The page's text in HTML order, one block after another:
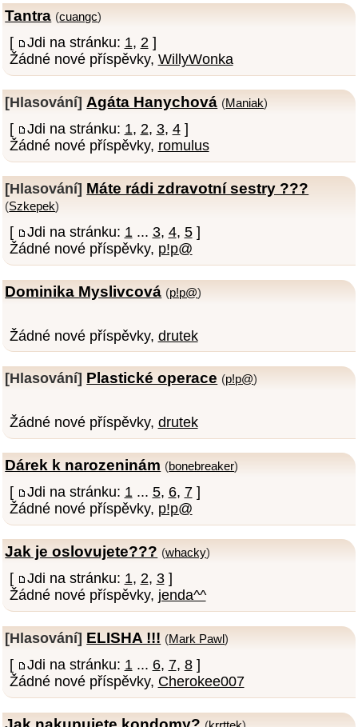
Tantra (cuangc)
[ Jdi na stránku: 1, 2 ]
Žádné nové příspěvky, WillyWonka
[Hlasování] Agáta Hanychová (Maniak)
[ Jdi na stránku: 1, 2, 3, 4]
Žádné nové příspěvky, romulus
[Hlasování] Máte rádi zdravotní sestry ???
(Szkepek)
[ Jdi na stránku: 1... 3, 4, 5]
Žádné nové příspěvky, p!p@
Dominika Myslivcová (p!p@)
Žádné nové příspěvky, drutek
[Hlasování] Plastické operace (p!p@)
Žádné nové příspěvky, drutek
Dárek k narozeninám (bonebreaker)
[ Jdi na stránku: 1 ... 5, 6, 7]
Žádné nové příspěvky, p!p@
Jak je oslovujete??? (whacky)
[ Jdi na stránku: 1, 2, 3]
Žádné nové příspěvky, jenda^^
[Hlasování] ELISHA !!! (Mark Pawl)
[ Jdi na stránku: 1... 6, 7, 8]
Žádné nové příspěvky, Cherokee007